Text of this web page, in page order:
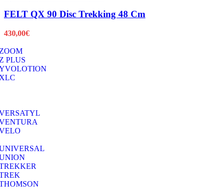
FELT QX 90 Disc Trekking 48 Cm
430,00€
PLUS